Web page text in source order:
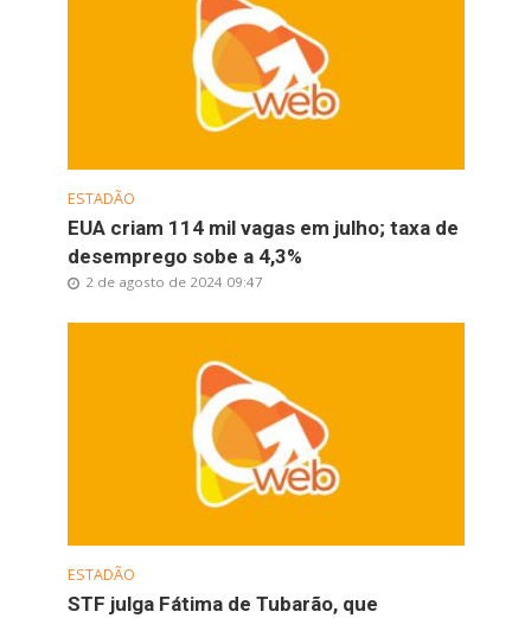
ESTADÃO
EUA criam 114 mil vagas em julho; taxa de
desemprego sobe a 4,3%
2 de agosto de 2024 09:47
ESTADÃO
STF julga Fátima de Tubarão, que